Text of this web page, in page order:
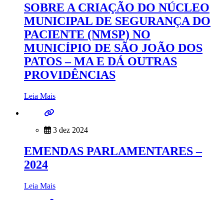
SOBRE A CRIAÇÃO DO NÚCLEO
MUNICIPAL DE SEGURANÇA DO
PACIENTE (NMSP) NO
MUNICÍPIO DE SÃO JOÃO DOS
PATOS – MA E DÁ OUTRAS
PROVIDÊNCIAS
Leia Mais
3 dez 2024
EMENDAS PARLAMENTARES –
2024
Leia Mais